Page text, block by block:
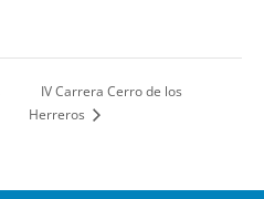
IV Carrera Cerro de los
Herreros